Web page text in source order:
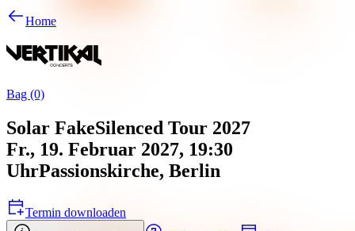
Home
Bag (0)
Solar FakeSilenced Tour 2027
Fr., 19. Februar 2027, 19:30
UhrPassionskirche, Berlin
Termin downloaden